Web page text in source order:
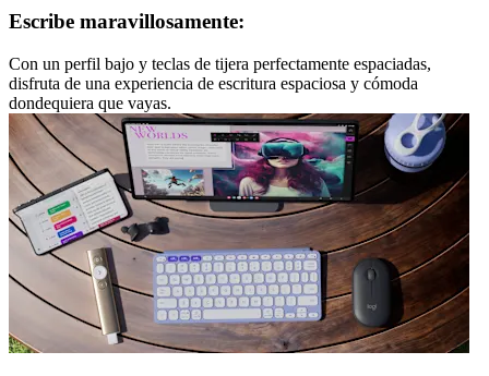
Escribe maravillosamente:
Con un perfil bajo y teclas de tijera perfectamente espaciadas,
disfruta de una experiencia de escritura espaciosa y cómoda
dondequiera que vayas.